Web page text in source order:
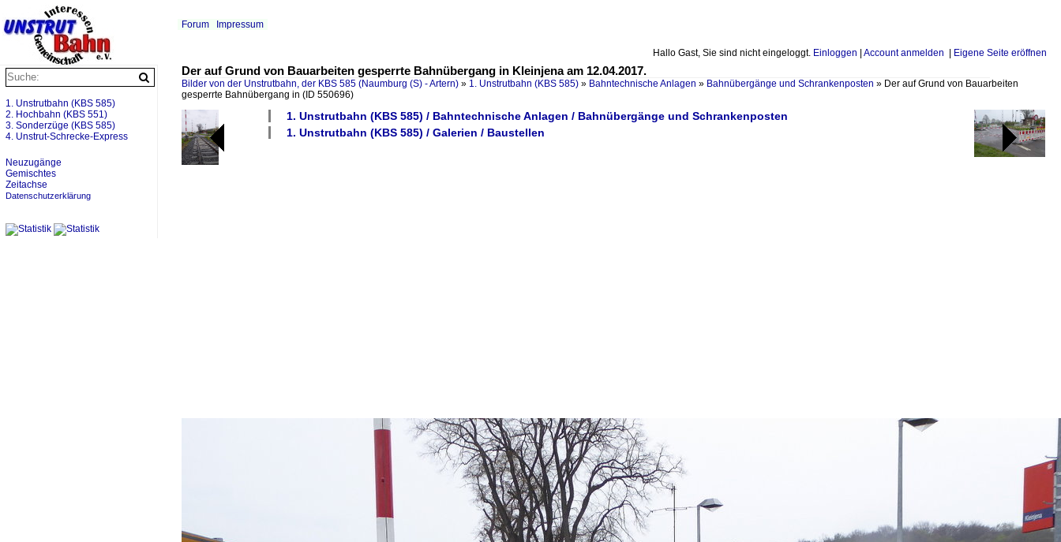
Hallo Gast, Sie sind nicht eingeloggt. Einloggen Account anmelden Eigene Seite eröffnen
Forum Impressum
Der auf Grund von Bauarbeiten gesperrte Bahnübergang in Kleinjena am 12.04.2017.
Bilder von der Unstrutbahn, der KBS 585 (Naumburg (S) - Artern) » 1. Unstrutbahn (KBS 585) » Bahntechnische Anlagen » Bahnübergänge und Schrankenposten » Der auf Grund von Bauarbeiten
gesperrte Bahnübergang in (ID 550696)
1. Unstrutbahn (KBS 585) / Bahntechnische Anlagen / Bahnübergänge und Schrankenposten
1. Unstrutbahn (KBS 585) / Galerien / Baustellen
1. Unstrutbahn (KBS 585)
2. Hochbahn (KBS 551)
3. Sonderzüge (KBS 585)
4. Unstrut-Schrecke-Express
Neuzugänge
Gemischtes
Zeitachse
Datenschutzerklärung